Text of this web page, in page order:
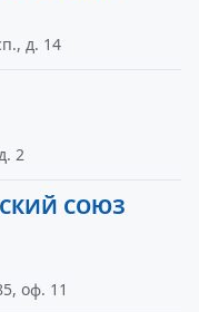
д. 14
2
СОЮЗ
оф. 11